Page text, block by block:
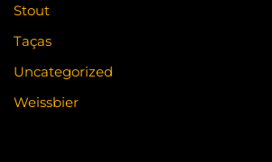
Stout
Taças
Uncategorized
Weissbier